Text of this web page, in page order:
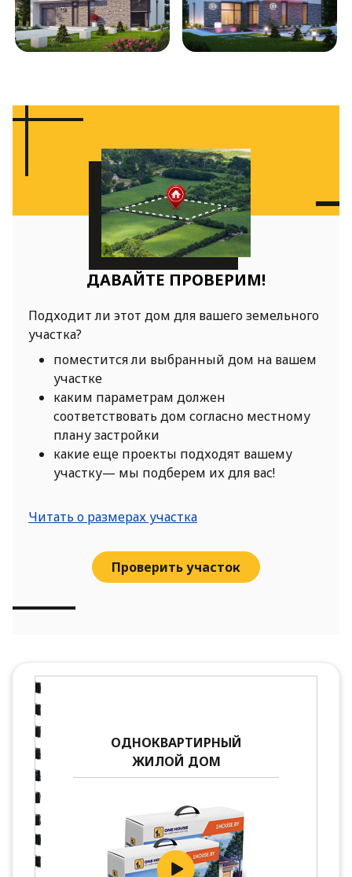
ДАВАЙТЕ ПРОВЕРИМ!
Подходит ли этот дом для вашего земельного
участка?
поместится ли выбранный дом на вашем
участке
каким параметрам должен
соответствовать дом согласно местному
плану застройки
какие еще проекты подходят вашему
участку— мы подберем их для вас!
Читать о размерах участка
Проверить участок
ОДНОКВАРТИРНЫЙ
ЖИЛОЙ ДОМ